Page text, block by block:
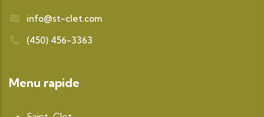
info@st-clet.com
(450) 456-3363
Menu rapide